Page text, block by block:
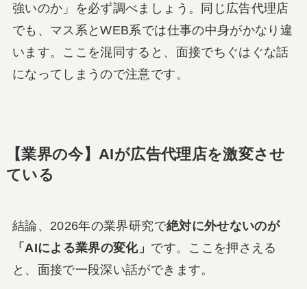
強いのか」を必ず調べましょう。同じ広告代理店
でも、マス系とWEB系では仕事の中身がかなり違
います。ここを混同すると、面接でちぐはぐな話
になってしまうので注意です。
【業界の今】AIが広告代理店を激変させ
ている
結論、2026年の業界研究で絶対に外せないのが
「AIによる業界の変化」 です。ここを押さえる
と、面接で一段深い話ができます。